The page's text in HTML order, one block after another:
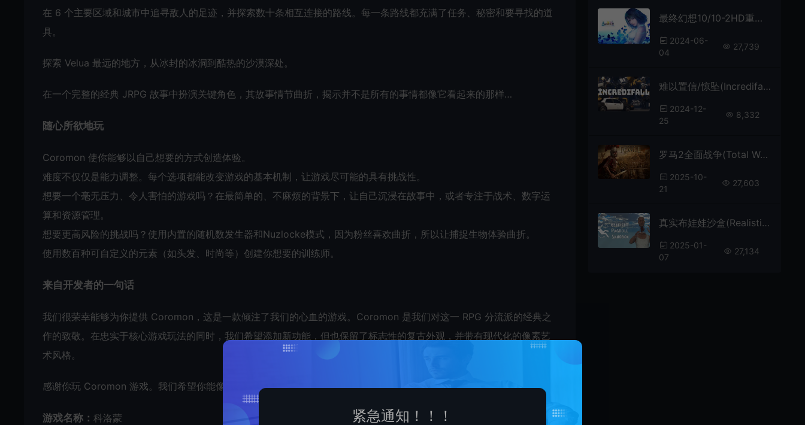
在 6 个主要区域和城市中追寻敌人的足迹，并探索数十条相互连接的路线。每一条路线都充满了任务、秘密和要寻找的道
具。
探索 Velua 最远的地方，从冰封的冰洞到酷热的沙漠深处。
在一个完整的经典 JRPG 故事中扮演关键角色，其故事情节曲折，揭示并不是所有的事情都像它看起来的那样…
随心所欲地玩
Coromon 使你能够以自己想要的方式创造体验。
难度不仅仅是能力调整。每个选项都能改变游戏的基本机制，让游戏尽可能的具有挑战性。
想要一个毫无压力、令人害怕的游戏吗？在最简单的、不麻烦的背景下，让自己沉浸在故事中，或者专注于战术、数字运
算和资源管理。
想要更高风险的挑战吗？使用内置的随机数发生器和Nuzlocke模式，因为粉丝喜欢曲折，所以让捕捉生物体验曲折。
使用数百种可自定义的元素（如头发、时尚等）创建你想要的训练师。
来自开发者的一句话
我们很荣幸能够为你提供 Coromon，这是一款倾注了我们的心血的游戏。Coromon 是我们对这一 RPG 分流派的经典之
作的致敬。在忠实于核心游戏玩法的同时，我们希望添加新功能，但也保留了标志性的复古外观，并带有现代化的像素艺
术风格。
感谢你玩 Coromon 游戏。我们希望你能像我们创造游戏一样享受游戏！
游戏名称： 科洛蒙
最终幻想10/10-2HD重制版(FINAL FANTASY X/X-2 HD Remaster)繁中|PC|RPG|修改器|回合制角色扮演游戏
2024-06-
04
27,739
难以置信/惊坠(Incredifall)休闲动作游戏|中文|攻略|视频|免费下载
2024-12-
25
8,332
罗马2全面战争(Total War ROME II)大型策略战争游戏|下载
2025-10-
21
27,603
真实布娃娃沙盒(Realistic Ragdoll Sandbox)物理沙盒模拟游戏|下载
2025-01-
07
27,134
紧急通知！！！